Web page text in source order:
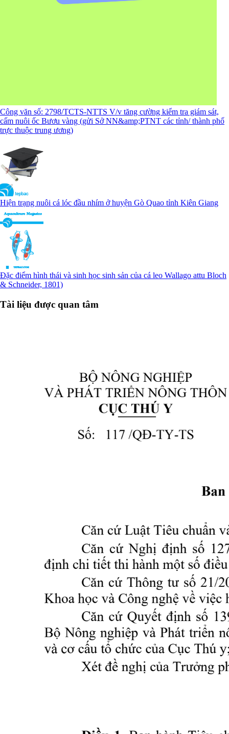
Công văn số: 2798/TCTS-NTTS V/v tăng cường kiểm tra giám sát,
cấm nuôi ốc Bươu vàng (gửi Sở NN&amp;PTNT các tỉnh/ thành phố
trực thuộc trung ương)
Hiện trạng nuôi cá lóc đầu nhím ở huyện Gò Quao tỉnh Kiên Giang
Đặc điểm hình thái và sinh học sinh sản của cá leo Wallago attu Bloch
& Schneider, 1801)
Tài liệu được quan tâm